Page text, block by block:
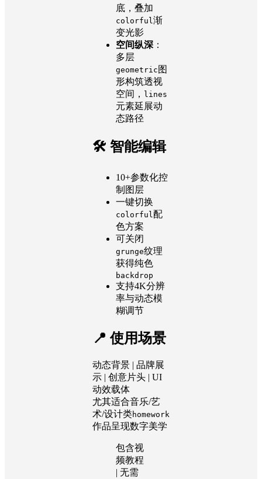
底，叠加
colorful 渐
变光影
空间纵深 ：
多层
geometric 图
形构筑透视
空间， lines
元素延展动
态路径
🛠 智能编辑
10+参数化控
制图层
一键切换
colorful配
色方案
可关闭
grunge纹理
获得纯色
backdrop
支持4K分辨
率与动态模
糊调节
📍 使用场景
动态背景 | 品牌展
示 | 创意片头 | UI
动效载体
尤其适合音乐/艺
术/设计类homework
作品呈现数字美学
包含视
频教程
| 无需